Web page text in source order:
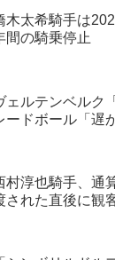
木太希騎手は
間の騎乗停止
ェルテンベルク
ードボール「遅
村淳也騎手、通
された直後に観